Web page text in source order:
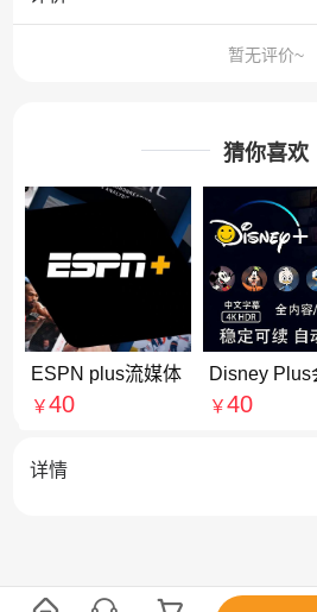
暂无评价~
猜你喜欢
ESPN plus流媒体
￥40
￥40
详情